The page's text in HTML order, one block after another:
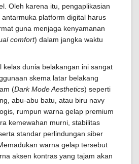
Oleh karena itu, pengaplikasian
platform digital harus
guna menjaga kenyamanan
comfort) dalam jangka waktu
kelas dunia belakangan ini sangat
skema latar belakang
(Dark Mode Aesthetics) seperti
abu-abu batu, atau biru navy
rumpun warna gelap premium
kemewahan murni, stabilitas
standar perlindungan siber
warna gelap tersebut
aksen kontras yang tajam akan